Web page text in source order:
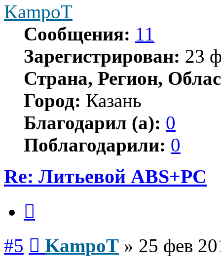
KampoT
Сообщения: 11
Зарегистрирован: 23
Страна, Регион,
Город: Казань
Благодарил (а): 0
Поблагодарили: 0
Re: Литьевой ABS+PC
#5 KampoT » 25 фев